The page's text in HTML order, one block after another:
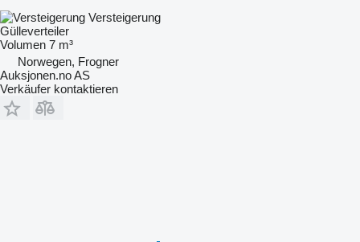
Versteigerung
Gülleverteiler
Volumen 7 m³
Norwegen, Frogner
Auksjonen.no AS
Verkäufer kontaktieren